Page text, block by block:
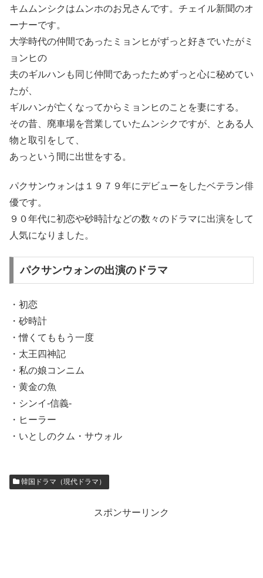
キムムンシクはムンホのお兄さんです。チェイル新聞のオ
ーナーです。
大学時代の仲間であったミョンヒがずっと好きでいたがミ
ョンヒの
夫のギルハンも同じ仲間であったためずっと心に秘めてい
たが、
ギルハンが亡くなってからミョンヒのことを妻にする。
その昔、廃車場を営業していたムンシクですが、とある人
物と取引をして、
あっという間に出世をする。
パクサンウォンは１９７９年にデビューをしたベテラン俳
優です。
９０年代に初恋や砂時計などの数々のドラマに出演をして
人気になりました。
パクサンウォンの出演のドラマ
・初恋
・砂時計
・憎くてももう一度
・太王四神記
・私の娘コンニム
・黄金の魚
・シンイ-信義-
・ヒーラー
・いとしのクム・サウォル
韓国ドラマ（現代ドラマ）
スポンサーリンク